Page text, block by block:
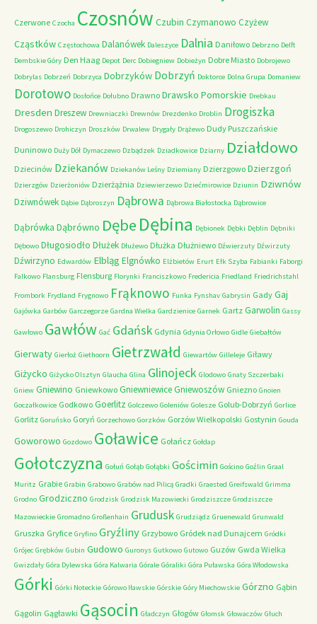
Czerwone Czocha Czosnów Czubin Czymanowo Czyżew
Cząstków Częstochowa Dalanówek Daleszyce Dalnia Daniłowo Debrzno Delft
Dembskie Góry Den Haag Depot Derc Dobiegniew Dobieżyn Dobre Miasto Dobrojewo
Dobrylas Dobrzeń Dobrzyca Dobrzyków Dobrzyń Doktorce Dolna Grupa Domaniew
Dorotowo Dosłońce Dołubno Drawno Drawsko Pomorskie Drebkau
Dresden Dreszew Drewniaczki Drewnów Drezdenko Droblin Drogiszka
Drogoszewo Drohiczyn Droszków Drwalew Drygały Drążewo Dudy Puszczańskie
Duninowo Duży Dół Dymaczewo Dzbądzek Dziadkowice Dziarny Działdowo
Dziecinów Dziekanów Dziekanów Leśny Dziemiany Dzierzgowo Dzierzgoń
Dzierzgów Dzierżoniów Dzierżążnia Dziewierzewo Dziećmirowice Dziunin Dziwnów
Dziwnówek Dąbie Dąbroszyn Dąbrowa Dąbrowa Białostocka Dąbrowice
Dąbrówka Dąbrówno Dębe Dębina Dębionek Dębki Dęblin Dębniki
Dębowo Długosiodło Dłużek Dłużewo Dłużka Dłużniewo Dźwierzuty Dźwirzuty
Dźwirzyno Edwardów Elbląg Elgnówko Elżbietów Erurt Ełk Szyba Fabianki Faborgi
Falkowo Flansburg Flensburg Florynki Franciszkowo Fredericia Friedland Friedrichstahl
Frombork Frydland Frygnowo Frąknowo Funka Fynshav Gabrysin Gady Gaj
Gajówka Garbów Garczegorze Gardna Wielka Gardzienice Garnek Gartz Garwolin Gassy
Gawłowo Gawłów Gać Gdańsk Gdynia Gdynia Orłowo Gidle Giebałtów
Gierwaty Gierłoż Giethoorn Gietrzwałd Giewartów Gilleleje Giławy
Giżycko Giżycko Olsztyn Glaucha Glina Glinojeck Glodowo Gnaty Szczerbaki
Gniew Gniewino Gniewkowo GniewniewiceGniewoszów Gniezno Gnoien
Goczałkowice Godkowo Goerlitz Golczewo Goleniów Golesze Golub-Dobrzyń Gorlice
Gorlitz Goruńsko Goryń Gorzechowo Gorzków Gorzów Wielkopolski Gostynin Gouda
Goworowo Gozdowo Goławice Gołańcz Gołdap
Gołotczyzna Gołuń Gołąb Gołąbki Gościmin Gościno Goźlin Graal
Muritz Grabie Grabin Grabowo Grabów nad Pilicą Gradki Graested Greifswald Grimma
Grodno Grodziczno Grodzisk Grodzisk Mazowiecki Grodziszcze Grodziszcze
Mazowieckie Gromadno Großenhain Grudusk Grudziądz Gruenewald Grunwald
Gruszka Gryfice Gryfino Gryźliny Grzybowo Gródek nad Dunajcem Gródki
Grójec Grębków Gubin Gudowo Guronys Gutkowo Gutowo Guzów Gwda Wielka
Gwizdały Góra Dylewska Góra Kalwaria Górale Góraliki Góra Puławska Góra Włodowska
Górki Górki Noteckie Górowo Iławskie Górskie Góry Miechowskie Górzno Gąbin
Gągolin Gągławki Gąsocin Gładczyn Głogów Głomsk Głowaczów Głuch